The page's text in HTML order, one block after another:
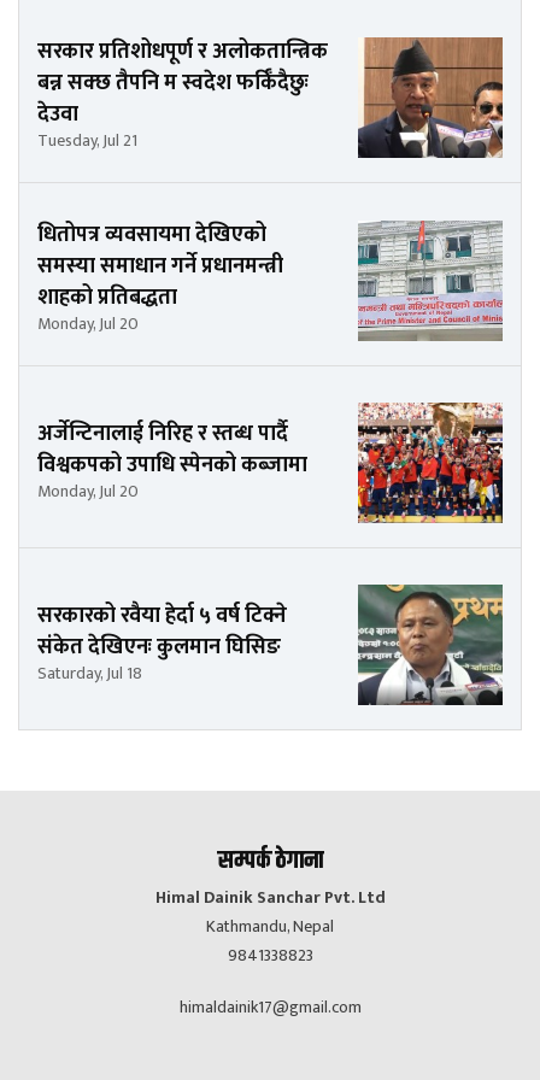
सरकार प्रतिशोधपूर्ण र अलोकतान्त्रिक
बन्न सक्छ तैपनि म स्वदेश फर्किँदैछुः
देउवा
Tuesday, Jul 21
धितोपत्र व्यवसायमा देखिएको
समस्या समाधान गर्ने प्रधानमन्त्री
शाहको प्रतिबद्धता
Monday, Jul 20
अर्जेन्टिनालाई निरिह र स्तब्ध पार्दै
विश्वकपको उपाधि स्पेनको कब्जामा
Monday, Jul 20
सरकारको रवैया हेर्दा ५ वर्ष टिक्ने
संकेत देखिएनः कुलमान घिसिङ
Saturday, Jul 18
सम्पर्क ठेगाना
Himal Dainik Sanchar Pvt. Ltd
Kathmandu, Nepal
9841338823
himaldainik17@gmail.com